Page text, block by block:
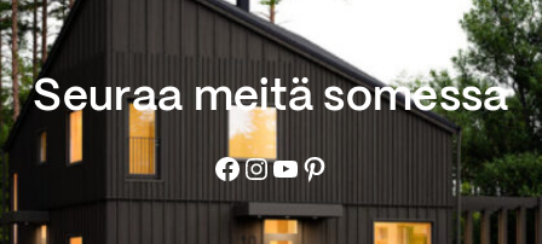
Seuraa meitä somessa
Facebook
Instagram
YouTube
Pinterest